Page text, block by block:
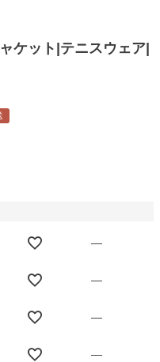
ケット|テニスウェア|
—
—
—
—